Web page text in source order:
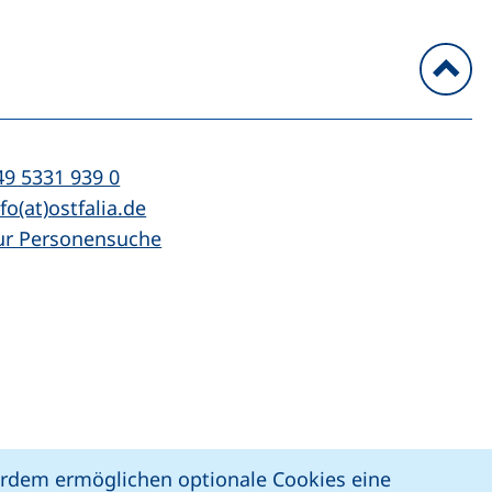
ermöglichen optionale Cookies eine
5331 939 0(startet einen Telefonanruf, wenn Ihr
(öffnet Ihr E-Mail-Programm)
Personensuche